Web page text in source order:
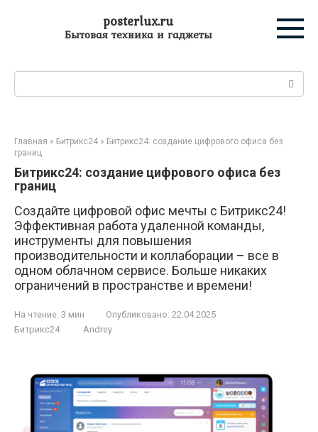
posterlux.ru
Бытовая техника и гаджеты
Главная » Битрикс24 » Битрикс24: создание цифрового офиса без
границ
Битрикс24: создание цифрового офиса без
границ
Создайте цифровой офис мечты с Битрикс24!
Эффективная работа удаленной команды,
инструменты для повышения
производительности и коллаборации – все в
одном облачном сервисе. Больше никаких
ограничений в пространстве и времени!
На чтение: 3 мин Опубликовано: 22.04.2025
Битрикс24
Andrey